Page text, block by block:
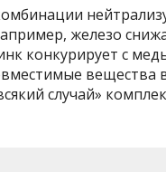
железо
конкурирует с
вещества
случай»